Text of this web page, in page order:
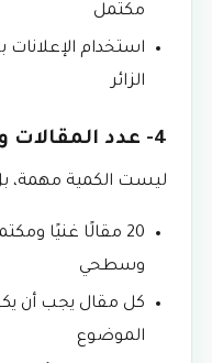
مكتمل
استخدام
الزائر
4- عدد المقالات والجودة
ليست الكمية مهمة،
وسطحي
كل مقال يجب أن
الموضوع